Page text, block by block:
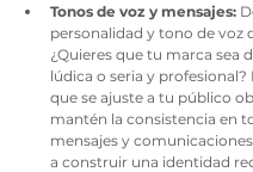
Tonos de voz y mensajes:
personalidad y tono de voz
¿Quieres que tu marca sea
lúdica o seria y profesional?
que se ajuste a tu público
mantén la consistencia en
mensajes y
a construir una identidad